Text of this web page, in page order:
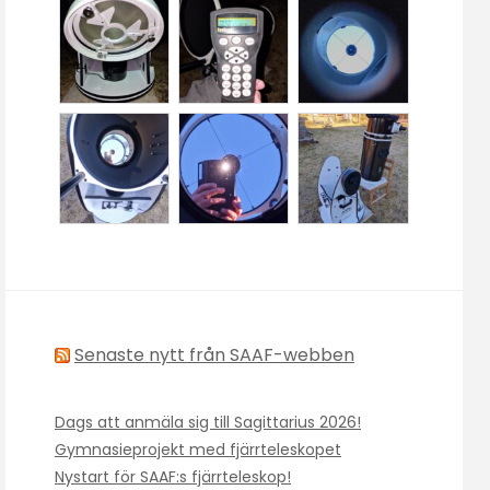
Senaste nytt från SAAF-webben
Dags att anmäla sig till Sagittarius 2026!
Gymnasieprojekt med fjärrteleskopet
Nystart för SAAF:s fjärrteleskop!